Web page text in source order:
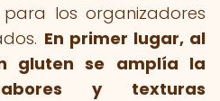
los organizadores
En primer lugar, al
gluten se amplía la
y texturas